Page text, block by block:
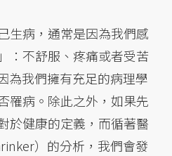
生病，通常是因為我們感
：不舒服、疼痛或者受苦
為我們擁有充足的病理學
罹病。除此之外，如果先
於健康的定義，而循著醫
）的分析，我們會發